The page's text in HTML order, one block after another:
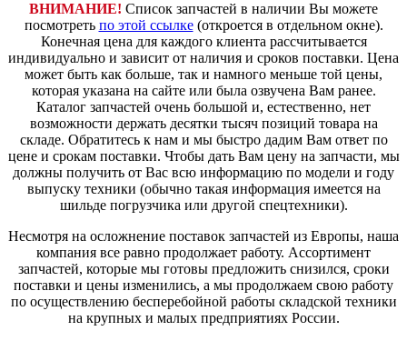
ВНИМАНИЕ! Список запчастей в наличии Вы можете
посмотреть по этой ссылке(откроется в отдельном окне).
Конечная цена для каждого клиента рассчитывается
индивидуально и зависит от наличия и сроков поставки. Цена
может быть как больше, так и намного меньше той цены,
которая указана на сайте или была озвучена Вам ранее.
Каталог запчастей очень большой и, естественно, нет
возможности держать десятки тысяч позиций товара на
складе. Обратитесь к нам и мы быстро дадим Вам ответ по
цене и срокам поставки. Чтобы дать Вам цену на запчасти, мы
должны получить от Вас всю информацию по модели и году
выпуску техники (обычно такая информация имеется на
шильде погрузчика или другой спецтехники).
Несмотря на осложнение поставок запчастей из Европы, наша
компания все равно продолжает работу. Ассортимент
запчастей, которые мы готовы предложить снизился, сроки
поставки и цены изменились, а мы продолжаем свою работу
по осуществлению бесперебойной работы складской техники
на крупных и малых предприятиях России.